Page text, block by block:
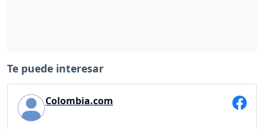
Te puede interesar
Colombia.com